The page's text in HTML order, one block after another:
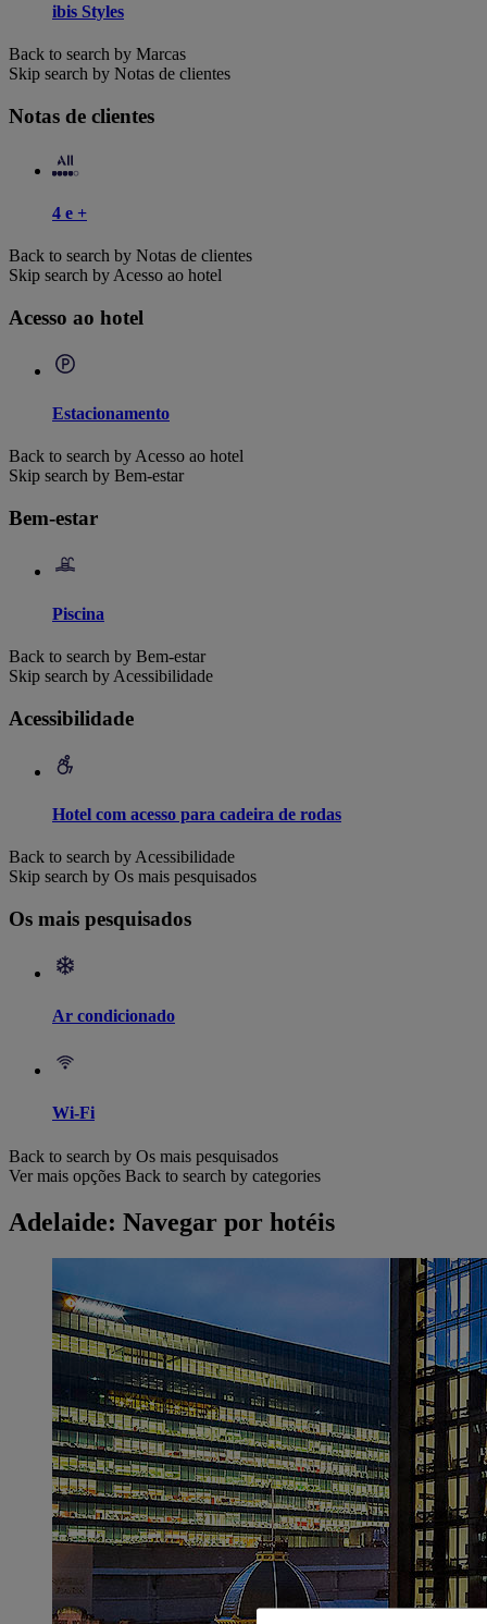
ibis Styles
Back to search by Marcas
Skip search by Notas de clientes
Notas de clientes
4 e +
Back to search by Notas de clientes
Skip search by Acesso ao hotel
Acesso ao hotel
Estacionamento
Back to search by Acesso ao hotel
Skip search by Bem-estar
Bem-estar
Piscina
Back to search by Bem-estar
Skip search by Acessibilidade
Acessibilidade
Hotel com acesso para cadeira de rodas
Back to search by Acessibilidade
Skip search by Os mais pesquisados
Os mais pesquisados
Ar condicionado
Wi-Fi
Back to search by Os mais pesquisados
Ver mais opções Back to search by categories
Adelaide: Navegar por hotéis